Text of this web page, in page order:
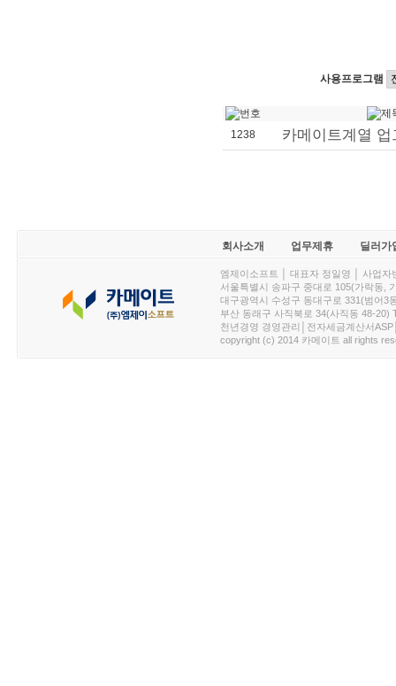
사용프로그램
1238 카메이트계열
회사소개 업무제휴 딜러가
엠제이소프트 │ 대표자 정일영 │ 사업
서울특별시 송파구 중대로 105(가락동,
대구광역시 수성구 동대구로 331(범어3
부산 동래구 사직북로 34(사직동 48-20)
천년경영 경영관리│전자세금계산서
copyright (c) 2014 카메이트 all rights